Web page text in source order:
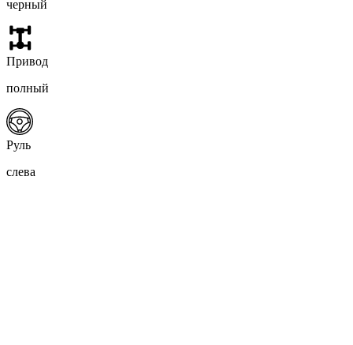
черный
Привод
полный
Руль
слева